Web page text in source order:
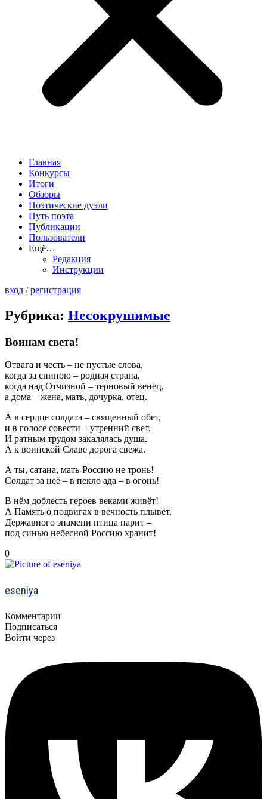
Главная
Конкурсы
Итоги
Обзоры
Поэтические дуэли
Путь поэта
Публикации
Пользователи
Ещё…
Редакция
Инструкции
вход / регистрация
Рубрика: Несокрушимые
Воинам света!
Отвага и честь – не пустые слова,
когда за спиною – родная страна,
когда над Отчизной – терновый венец,
а дома – жена, мать, дочурка, отец.
А в сердце солдата – священный обет,
и в голосе совести – утренний свет.
И ратным трудом закалялась душа.
А к воинской Славе дорога свежа.
А ты, сатана, мать-Россию не тронь!
Солдат за неё – в пекло ада – в огонь!
В нём доблесть героев веками живёт!
А Память о подвигах в вечность плывёт.
Державного знамени птица парит –
под синью небесной Россию хранит!
0
eseniya
Комментарии
Подписаться
Войти через